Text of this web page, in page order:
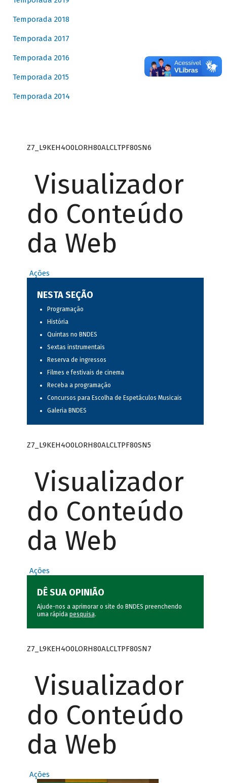
Temporada 2018
Temporada 2017
Temporada 2016
Temporada 2015
Temporada 2014
Z7_L9KEH4O0LORH80ALCLTPF80SN6
Visualizador
do Conteúdo
da Web
Ações
NESTA SEÇÃO
Programação
História
Quintas no BNDES
Sextas instrumentais
Reserva de ingressos
Filmes e festivais de cinema
Receba a programação
Concursos para Escolha de Espetáculos Musicais
Galeria BNDES
Z7_L9KEH4O0LORH80ALCLTPF80SN5
Visualizador
do Conteúdo
da Web
Ações
DÊ SUA OPINIÃO
Ajude-nos a aprimorar o site do BNDES preenchendo
uma rápida pesquisa.
Z7_L9KEH4O0LORH80ALCLTPF80SN7
Visualizador
do Conteúdo
da Web
Ações